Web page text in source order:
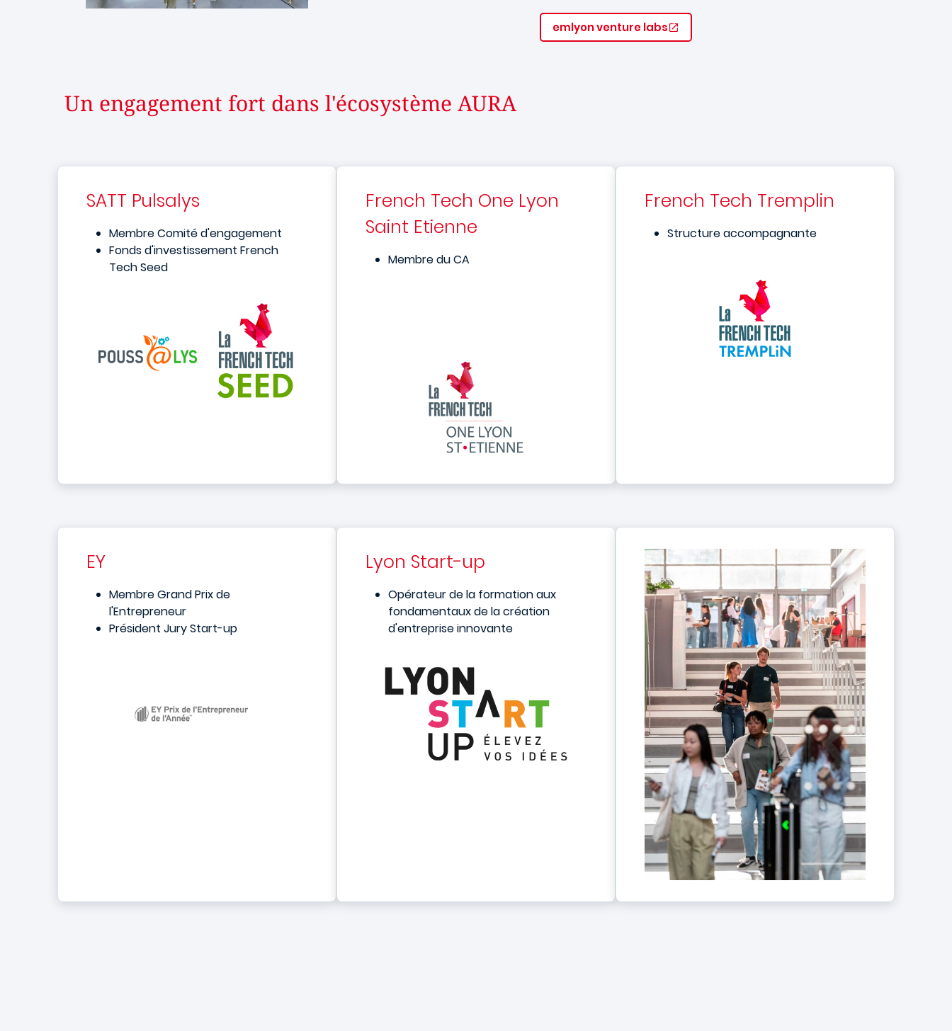
emlyon venture labs
Un engagement fort dans l'écosystème AURA
SATT Pulsalys
Membre Comité d'engagement
Fonds d'investissement French
Tech Seed
French Tech One Lyon
Saint Etienne
Membre du CA
French Tech Tremplin
Structure accompagnante
EY
Membre Grand Prix de
l'Entrepreneur
Président Jury Start-up
Lyon Start-up
Opérateur de la formation aux
fondamentaux de la création
d'entreprise innovante